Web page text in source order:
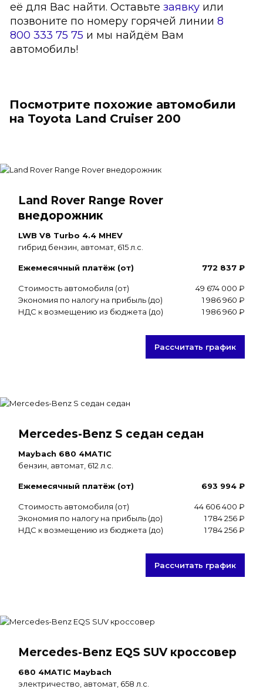
её для Вас найти. Оставьте заявку или
позвоните по номеру горячей линии 8
800 333 75 75 и мы найдём Вам
автомобиль!
Посмотрите похожие автомобили
на Toyota Land Cruiser 200
Land Rover Range Rover
внедорожник
LWB V8 Turbo 4.4 MHEV
гибрид бензин, автомат, 615 л.с.
Ежемесячный платёж (от) 772 837 ₽
Стоимость автомобиля (от)
49 674 000 ₽
Экономия по налогу на прибыль (до)
1 986 960 ₽
НДС к возмещению из бюджета (до)
1 986 960 ₽
Рассчитать график
Mercedes-Benz S седан седан
Maybach 680 4MATIC
бензин, автомат, 612 л.с.
Ежемесячный платёж (от) 693 994 ₽
Стоимость автомобиля (от)
44 606 400 ₽
Экономия по налогу на прибыль (до)
1 784 256 ₽
НДС к возмещению из бюджета (до)
1 784 256 ₽
Рассчитать график
Mercedes-Benz EQS SUV кроссовер
680 4MATIC Maybach
электричество, автомат, 658 л.с.